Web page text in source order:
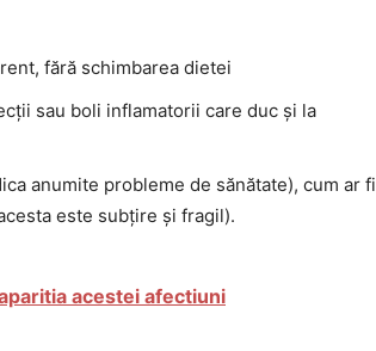
fără schimbarea dietei
sau boli inflamatorii care duc și la
anumite probleme de sănătate), cum ar fi
este subțire și fragil).
acestei afectiuni